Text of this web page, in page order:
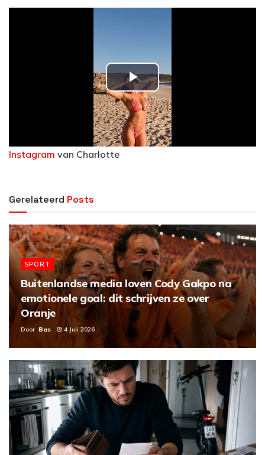
P
l
a
i
d
e
o
Instagram van Charlotte
Gerelateerd Posts
SPORT
Buitenlandse media loven Cody Gakpo na
emotionele goal: dit schrijven ze over
Oranje
Door Bas 4 Juli 2026